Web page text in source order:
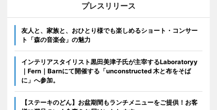
プレスリリース
友人と、家族と、おひとり様でも楽しめるショート・コンサー
ト「森の音楽会」の魅力
インテリアスタイリスト黒田美津子氏が主宰するLaboratoryy
｜Fern｜Barnにて開催する「unconstructed 木と布をそば
に」へ参加。
【ステーキのどん】お盆期間もランチメニューをご提供！お客